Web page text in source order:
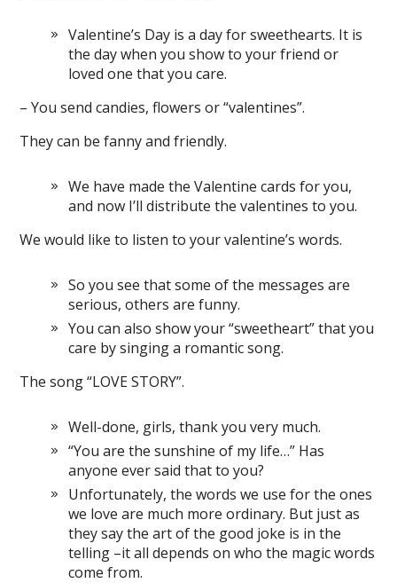
Valentine’s Day is a day for sweethearts. It is
the day when you show to your friend or
loved one that you care.
– You send candies, flowers or “valentines”.
They can be fanny and friendly.
We have made the Valentine cards for you,
and now I’ll distribute the valentines to you.
We would like to listen to your valentine’s words.
So you see that some of the messages are
serious, others are funny.
You can also show your “sweetheart” that you
care by singing a romantic song.
The song “LOVE STORY”.
Well-done, girls, thank you very much.
“You are the sunshine of my life…” Has
anyone ever said that to you?
Unfortunately, the words we use for the ones
we love are much more ordinary. But just as
they say the art of the good joke is in the
telling –it all depends on who the magic words
come from.